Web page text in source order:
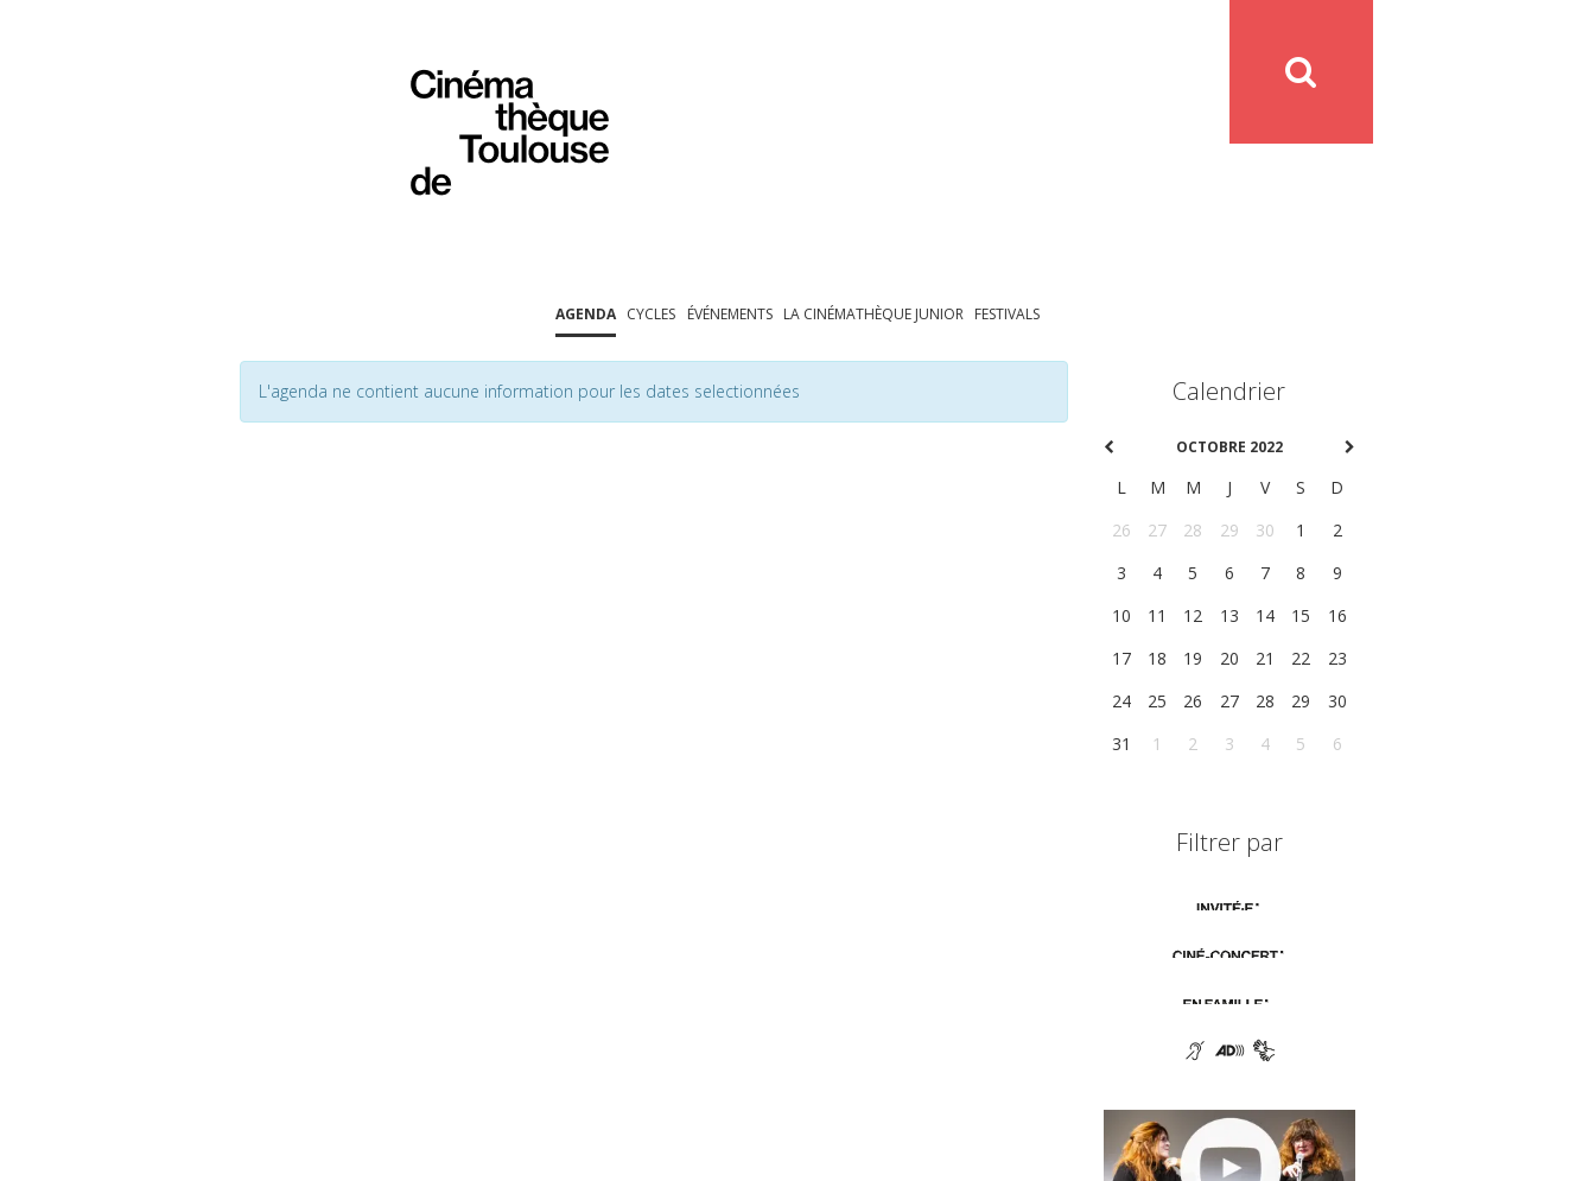
AGENDA CYCLES ÉVÉNEMENTS LA CINÉMATHÈQUE JUNIOR FESTIVALS
L'agenda ne contient aucune information pour les dates selectionnées Calendrier
OCTOBRE 2022
L M M J V S
D
26
27 28 29 30 1
2
3
4 5 6 7 8
9
10
11 12 13 14 15
16
17
18 19 20 21 22
23
24
25 26 27 28 29
30
31
1 2 3 4 5 6
Filtrer par